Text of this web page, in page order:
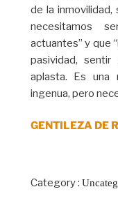
de la inmovilidad,
necesitamos
actuantes” y que
pasividad,
aplasta. Es una
ingenua, pero
GENTILEZA DE
Category :